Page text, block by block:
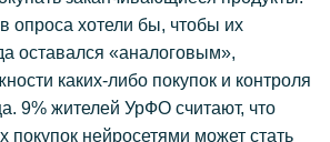
опроса хотели бы, чтобы их
оставался «аналоговым»,
каких-либо покупок и контроля
9% жителей УрФО считают, что
покупок нейросетями может стать